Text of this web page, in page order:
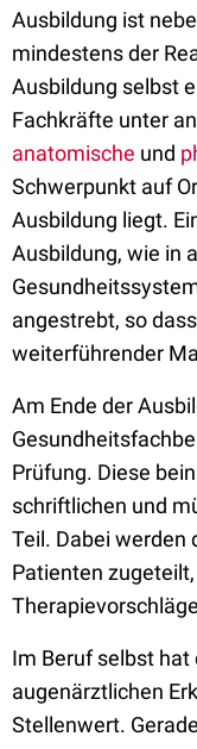
Ausbildung ist
mindestens der
Ausbildung selbst
Fachkräfte unter
anatomische und
Schwerpunkt auf
Ausbildung liegt.
Ausbildung, wie in
angestrebt, so
weiterführender
Am Ende der
Prüfung. Diese
schriftlichen und
Teil. Dabei werden
Patienten
Im Beruf selbst hat
augenärztlichen
Stellenwert.